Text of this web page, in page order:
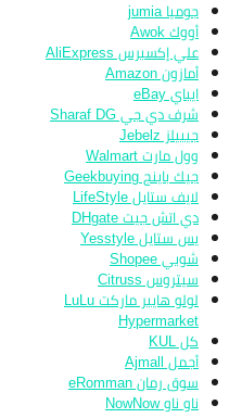
جوميا jumia
أووك Awok
علي إكسبرس AliExpress
أمازون Amazon
ايباي eBay
شرف دي جي Sharaf DG
جيبيلز Jebelz
وول مارت Walmart
جيك باينج Geekbuying
لايف ستايل LifeStyle
دي اتش جيت DHgate
يس ستايل Yesstyle
شوبي Shopee
سيتروس Citruss
لولو هايبر ماركت LuLu
Hypermarket
كل KUL
أجمل Ajmall
سوق رمان eRomman
ناو ناو NowNow